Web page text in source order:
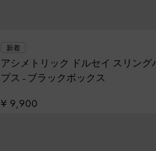
新着
アシメトリック ドルセイ スリング
プス - ブラックボックス
¥ 9,900